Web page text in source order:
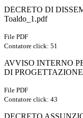
DECRETO DI
Toaldo_1.pdf
File PDF
Contatore click: 51
AVVISO INTERNO
DI
File PDF
Contatore click: 43
DECRETO